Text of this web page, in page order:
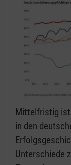
Mittelfristig ist
in den
Unterschiede